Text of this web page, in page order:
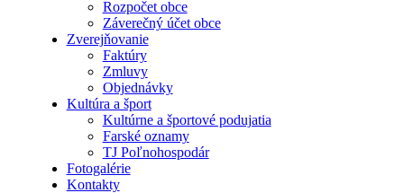
Rozpočet obce
Záverečný účet obce
Zverejňovanie
Faktúry
Zmluvy
Objednávky
Kultúra a šport
Kultúrne a športové podujatia
Farské oznamy
TJ Poľnohospodár
Fotogalérie
Kontakty